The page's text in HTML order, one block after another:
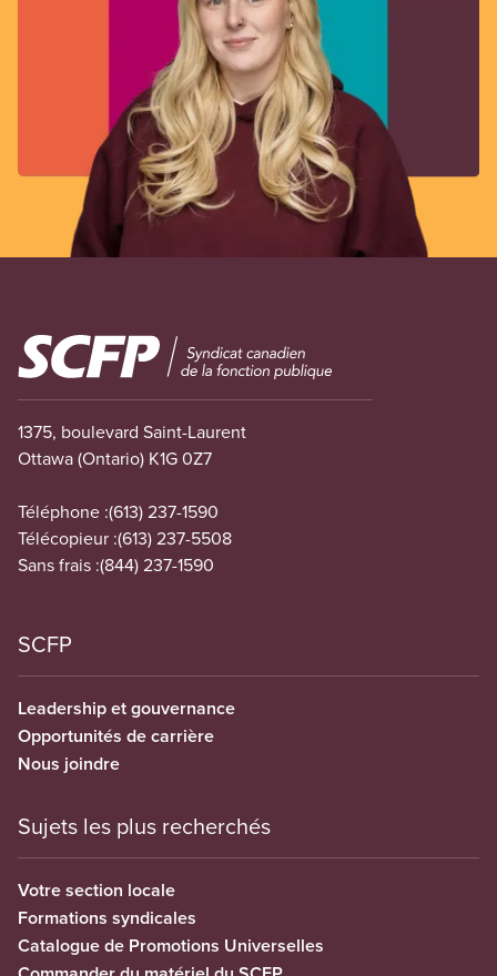
Image
1375, boulevard Saint-Laurent
Ottawa (Ontario) K1G 0Z7
Téléphone :(613) 237-1590
Télécopieur :(613) 237-5508
Sans frais :(844) 237-1590
SCFP
Leadership et gouvernance
Opportunités de carrière
Nous joindre
Sujets les plus recherchés
Votre section locale
Formations syndicales
Catalogue de Promotions Universelles